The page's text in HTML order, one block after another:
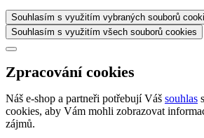
Souhlasím s využitím vybraných souborů
Souhlasím s využitím všech souborů cookies
Zpracování cookies
Náš e-shop a partneři potřebují Váš souhlas
cookies, aby Vám mohli zobrazovat
zájmů.